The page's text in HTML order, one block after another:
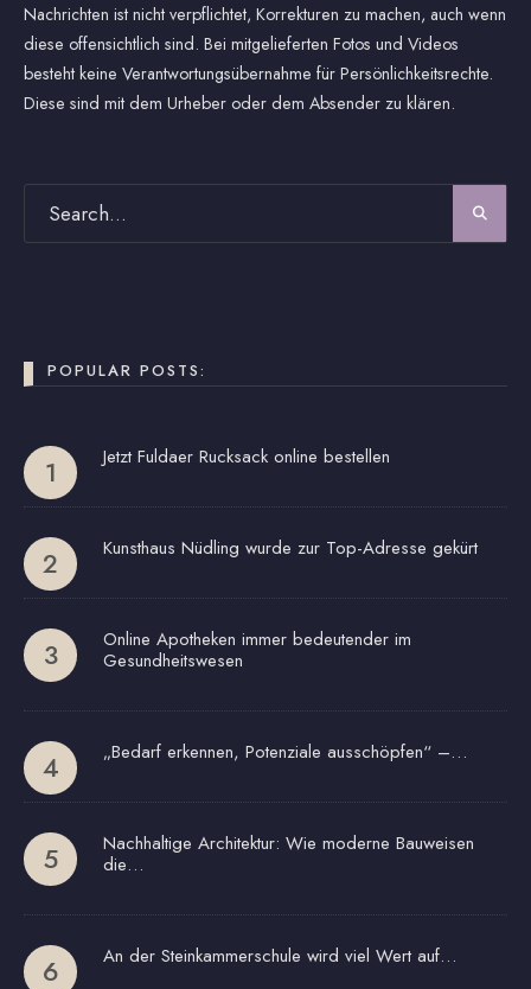
Nachrichten ist nicht verpflichtet, Korrekturen zu machen, auch wenn
diese offensichtlich sind. Bei mitgelieferten Fotos und Videos
besteht keine Verantwortungsübernahme für Persönlichkeitsrechte.
Diese sind mit dem Urheber oder dem Absender zu klären.
POPULAR POSTS:
Jetzt Fuldaer Rucksack online bestellen
Kunsthaus Nüdling wurde zur Top-Adresse gekürt
Online Apotheken immer bedeutender im
Gesundheitswesen
„Bedarf erkennen, Potenziale ausschöpfen“ –…
Nachhaltige Architektur: Wie moderne Bauweisen
die…
An der Steinkammerschule wird viel Wert auf…